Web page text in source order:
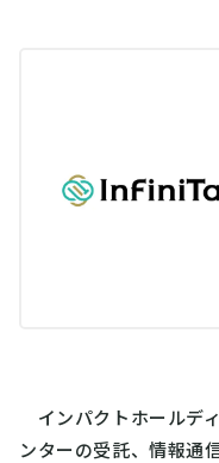
インパクトホールデ
ンターの受託、情報通